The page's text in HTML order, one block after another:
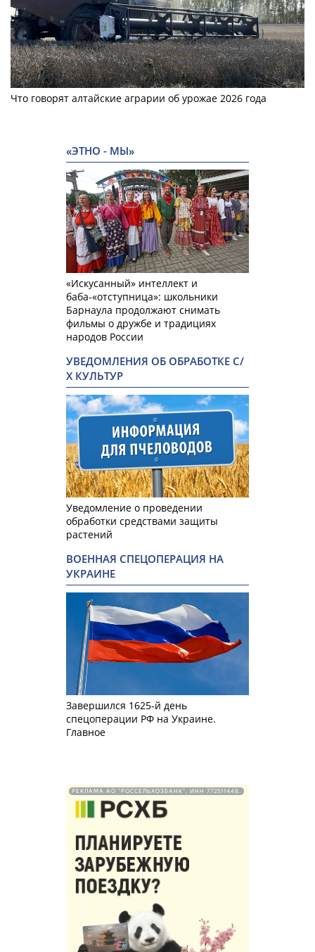
Что говорят алтайские аграрии об урожае 2026 года
«ЭТНО - МЫ»
«Искусанный» интеллект и
баба-«отступница»: школьники
Барнаула продолжают снимать
фильмы о дружбе и традициях
народов России
УВЕДОМЛЕНИЯ ОБ ОБРАБОТКЕ С/
Х КУЛЬТУР
Уведомление о проведении
обработки средствами защиты
растений
ВОЕННАЯ СПЕЦОПЕРАЦИЯ НА
УКРАИНЕ
Завершился 1625-й день
спецоперации РФ на Украине.
Главное
РЕКЛАМА АО "РОССЕЛЬХОЗБАНК". ИНН 772511448.